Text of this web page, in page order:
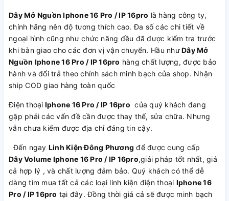
Dây Mở Nguồn Iphone 16 Pro / IP 16pro là hàng công ty,
chính hãng nên độ tương thích cao. Đa số các chi tiết về
ngoại hình cũng như chức năng đều đã được kiểm tra trước
khi bàn giao cho các đơn vị vận chuyển. Hầu nhưDây Mở
Nguồn Iphone 16 Pro / IP 16pro hàng chất lượng, được bảo
hành và đổi trả theo chính sách minh bạch của shop. Nhận
ship COD giao hàng toàn quốc
Điện thoại Iphone 16 Pro / IP 16pro của quý khách đang
gặp phải các vấn đề cần được thay thế, sửa chữa. Nhưng
vẫn chưa kiếm được địa chỉ đáng tin cậy.
Đến ngay Linh Kiện Đông Phương để được cung cấp
Dây Volume Iphone 16 Pro / IP 16pro,giải pháp tốt nhất, giá
cả hợp lý , và chất lượng đảm bảo. Quý khách có thể dễ
dàng tìm mua tất cả các loại linh kiện điện thoại Iphone 16
Pro / IP 16pro tại đây. Đồng thời giá cả sẽ được minh bạch